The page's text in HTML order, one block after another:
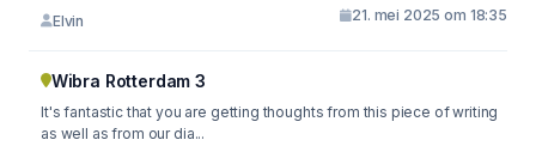
Elvin 21. mei 2025 om 18:35
Wibra Rotterdam 3
It's fantastic that you are getting thoughts from this piece of writing
as well as from our dia...